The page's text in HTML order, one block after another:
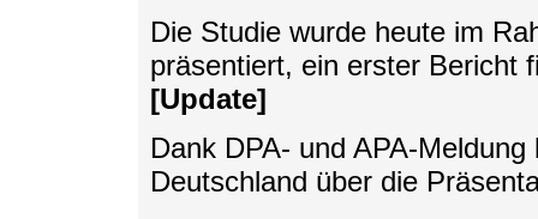
Die Studie wurde heute im
präsentiert, ein erster Bericht
[Update]
Dank DPA- und APA-
Deutschland über die